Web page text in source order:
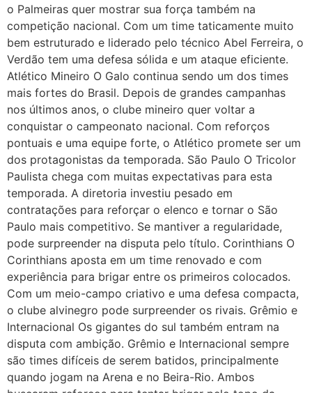
o Palmeiras quer mostrar sua força também na
competição nacional. Com um time taticamente muito
bem estruturado e liderado pelo técnico Abel Ferreira, o
Verdão tem uma defesa sólida e um ataque eficiente.
Atlético Mineiro O Galo continua sendo um dos times
mais fortes do Brasil. Depois de grandes campanhas
nos últimos anos, o clube mineiro quer voltar a
conquistar o campeonato nacional. Com reforços
pontuais e uma equipe forte, o Atlético promete ser um
dos protagonistas da temporada. São Paulo O Tricolor
Paulista chega com muitas expectativas para esta
temporada. A diretoria investiu pesado em
contratações para reforçar o elenco e tornar o São
Paulo mais competitivo. Se mantiver a regularidade,
pode surpreender na disputa pelo título. Corinthians O
Corinthians aposta em um time renovado e com
experiência para brigar entre os primeiros colocados.
Com um meio-campo criativo e uma defesa compacta,
o clube alvinegro pode surpreender os rivais. Grêmio e
Internacional Os gigantes do sul também entram na
disputa com ambição. Grêmio e Internacional sempre
são times difíceis de serem batidos, principalmente
quando jogam na Arena e no Beira-Rio. Ambos